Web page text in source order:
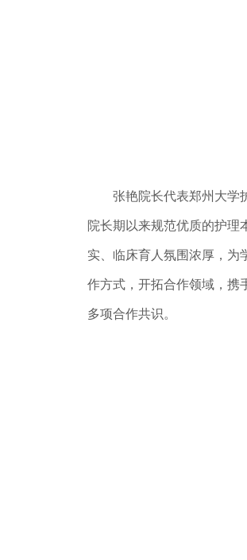
张艳院长代表郑州大学护
院长期以来规范优质的护理
实、临床育人氛围浓厚，为
作方式，开拓合作领域，携
多项合作共识。